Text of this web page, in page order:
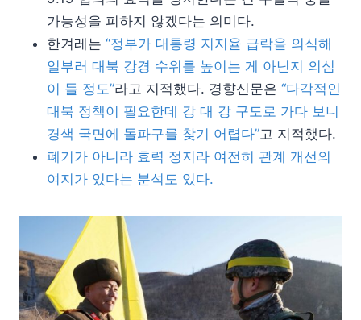
가능성을 피하지 않겠다는 의미다.
한겨레는 “정부가 대통령 지지율 급락을 의식해
일부러 대북 강경 수위를 높이는 게 아닌지 의심
이 들 정도”라고 지적했다. 경향신문은 “다각적인
대북 정책이 필요한데 강 대 강 구도로 가다 보니
경색 국면에 돌파구를 찾기 어렵다”고 지적했다.
폐기가 아니라 효력 정지라 여전히 관계 개선의
여지가 있다는 분석도 있다.